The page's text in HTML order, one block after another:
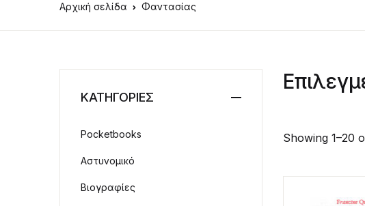
Αρχική σελίδα Φαντασίας
Showing 1–20
ΚΑΤΗΓΟΡΙΕΣ
Pocketbooks
Αστυνομικό
Βιογραφίες